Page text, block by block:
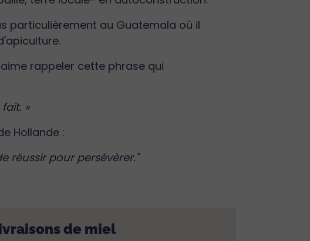
particulièrement au Guatemala où il
rappeler cette phrase qui
»
Hollande :
réussir pour persévèrer."
de miel